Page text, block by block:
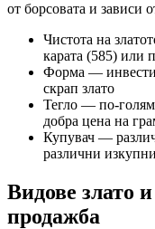
от борсовата и зависи
Чистота на
карата (585) или
Форма —
скрап злато
Тегло — по-
добра цена на
Купувач —
различни
Видове злато
продажба